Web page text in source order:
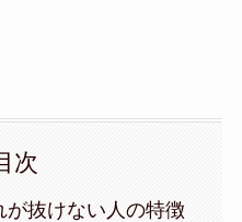
次
抜けない人の特徴